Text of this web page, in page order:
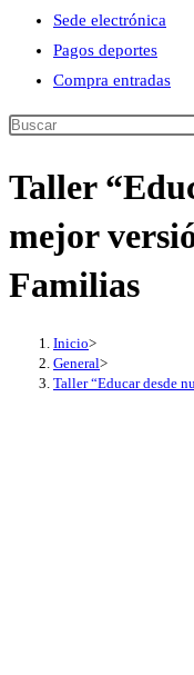
Sede electrónica
Pagos deportes
Compra entradas
Buscar
esta
Taller
mejor
Familias
Inicio>
General>
Taller “Educar desde